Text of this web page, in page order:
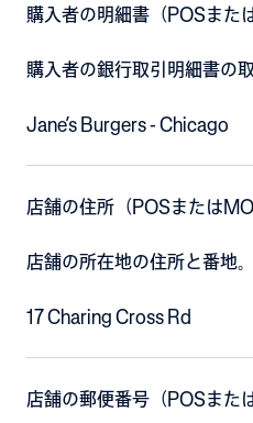
購入者の明細書（POSまた
購入者の銀行取引明細書の
Jane’s Burgers - Chicago
店舗の住所（POSまたは
店舗の所在地の住所と番地。
17 Charing Cross Rd
店舗の郵便番号（POSまた